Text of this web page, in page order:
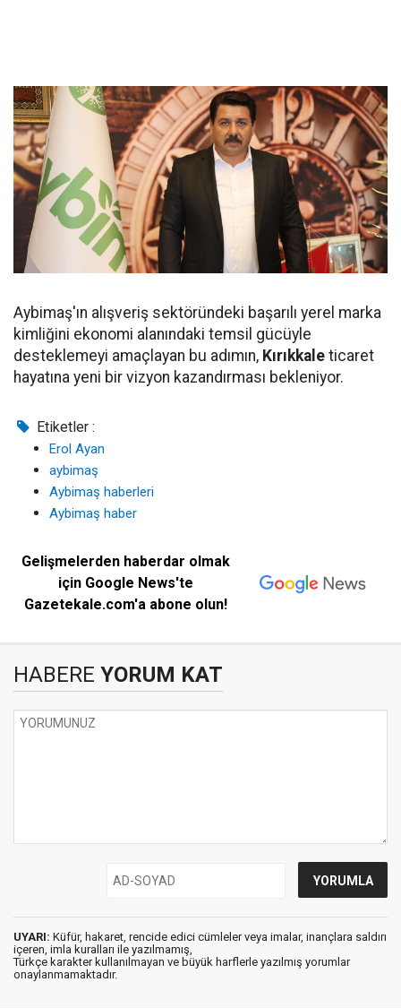
Aybimaş'ın alışveriş sektöründeki başarılı yerel marka
kimliğini ekonomi alanındaki temsil gücüyle
desteklemeyi amaçlayan bu adımın, Kırıkkale ticaret
hayatına yeni bir vizyon kazandırması bekleniyor.
Etiketler :
Erol Ayan
aybimaş
Aybimaş haberleri
Aybimaş haber
Gelişmelerden haberdar olmak
için Google News'te
Gazetekale.com'a abone olun!
HABERE YORUM KAT
UYARI: Küfür, hakaret, rencide edici cümleler veya imalar, inançlara saldırı
içeren, imla kuralları ile yazılmamış,
Türkçe karakter kullanılmayan ve büyük harflerle yazılmış yorumlar
onaylanmamaktadır.